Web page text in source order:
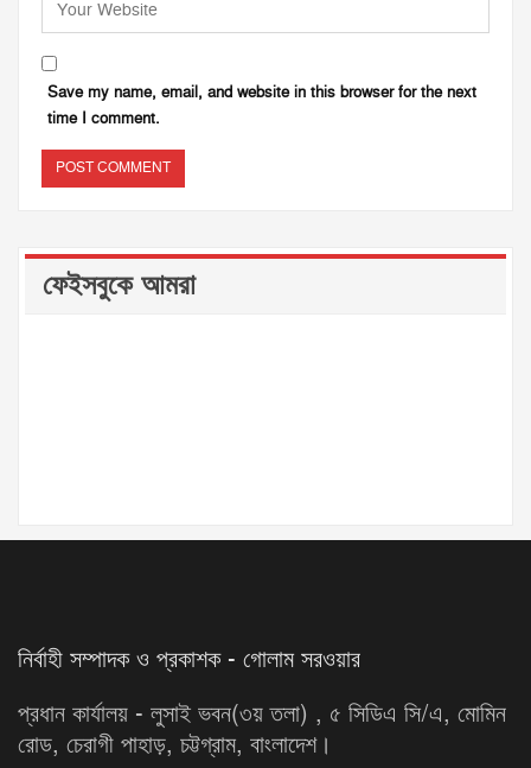
Save my name, email, and website in this browser for the next
time I comment.
ফেইসবুকে আমরা
নির্বাহী সম্পাদক ও প্রকাশক - গোলাম সরওয়ার
প্রধান কার্যালয় - লুসাই ভবন(৩য় তলা) , ৫ সিডিএ সি/এ, মোমিন
রোড, চেরাগী পাহাড়, চট্টগ্রাম, বাংলাদেশ।